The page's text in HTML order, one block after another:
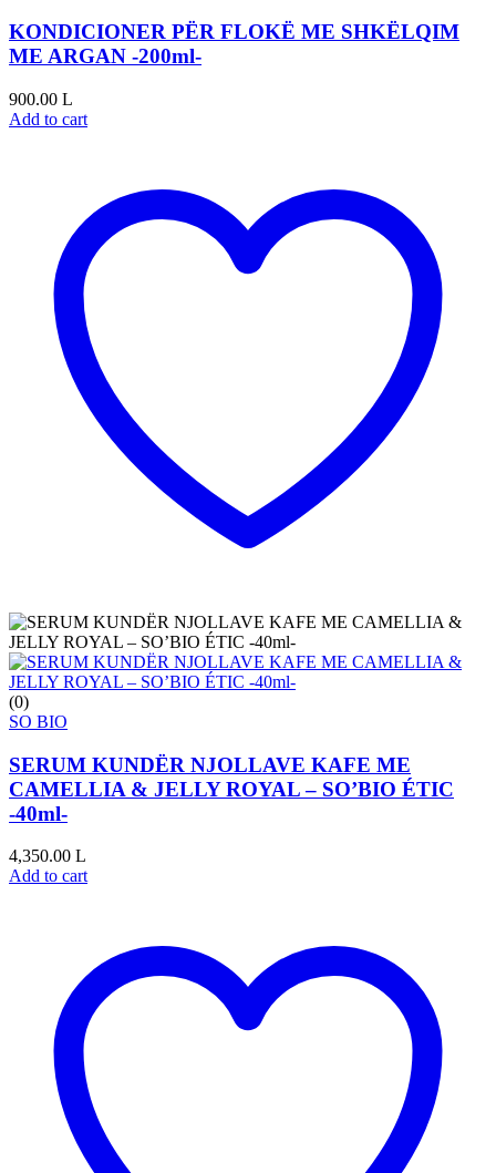
KONDICIONER PËR FLOKË ME SHKËLQIM
ME ARGAN -200ml-
900.00 L
Add to cart
(0)
SO BIO
SERUM KUNDËR NJOLLAVE KAFE ME
CAMELLIA & JELLY ROYAL – SO’BIO ÉTIC
-40ml-
4,350.00 L
Add to cart